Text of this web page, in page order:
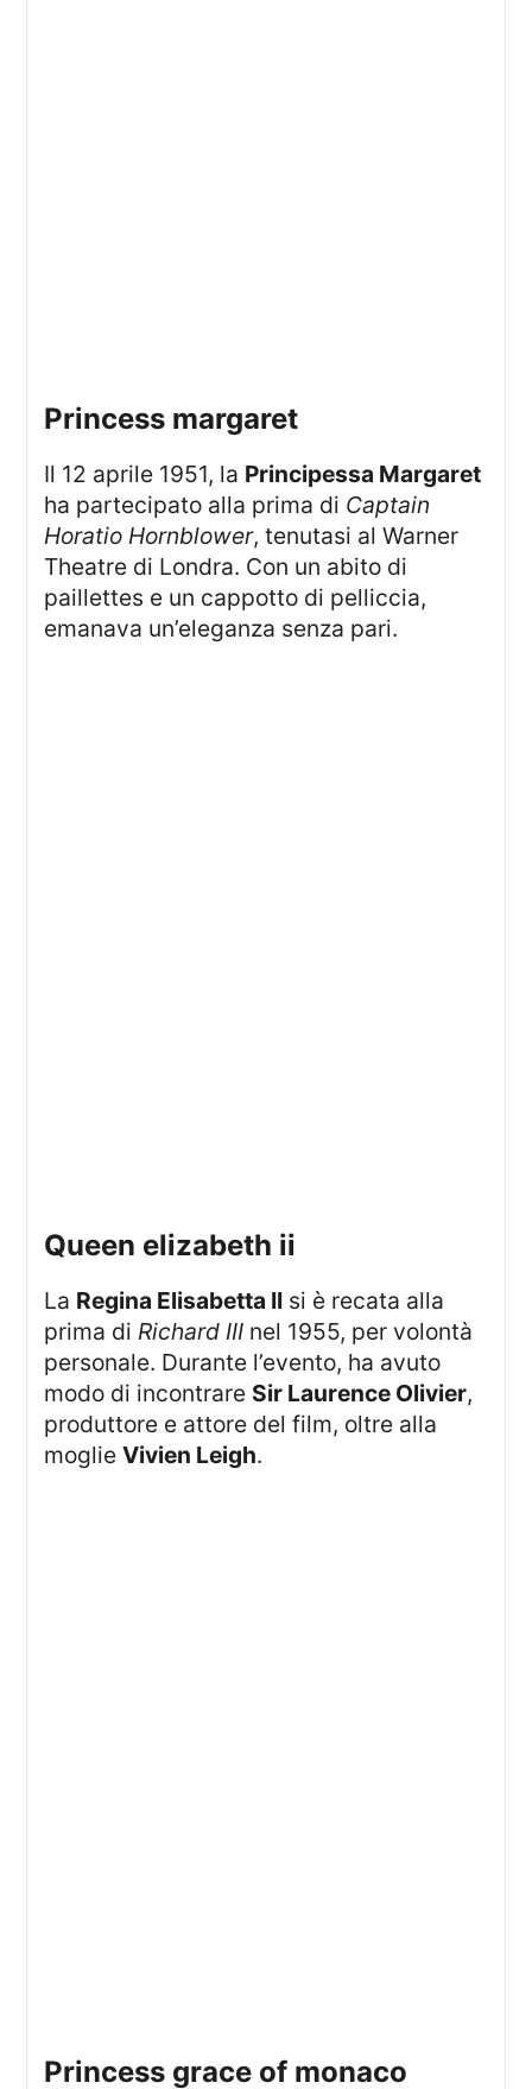
princess margaret
Il 12 aprile 1951, la Principessa Margaret
ha partecipato alla prima di Captain
Horatio Hornblower, tenutasi al Warner
Theatre di Londra. Con un abito di
paillettes e un cappotto di pelliccia,
emanava un’eleganza senza pari.
queen elizabeth ii
La Regina Elisabetta II si è recata alla
prima di Richard III nel 1955, per volontà
personale. Durante l’evento, ha avuto
modo di incontrare Sir Laurence Olivier,
produttore e attore del film, oltre alla
moglieVivien Leigh.
princess grace of monaco